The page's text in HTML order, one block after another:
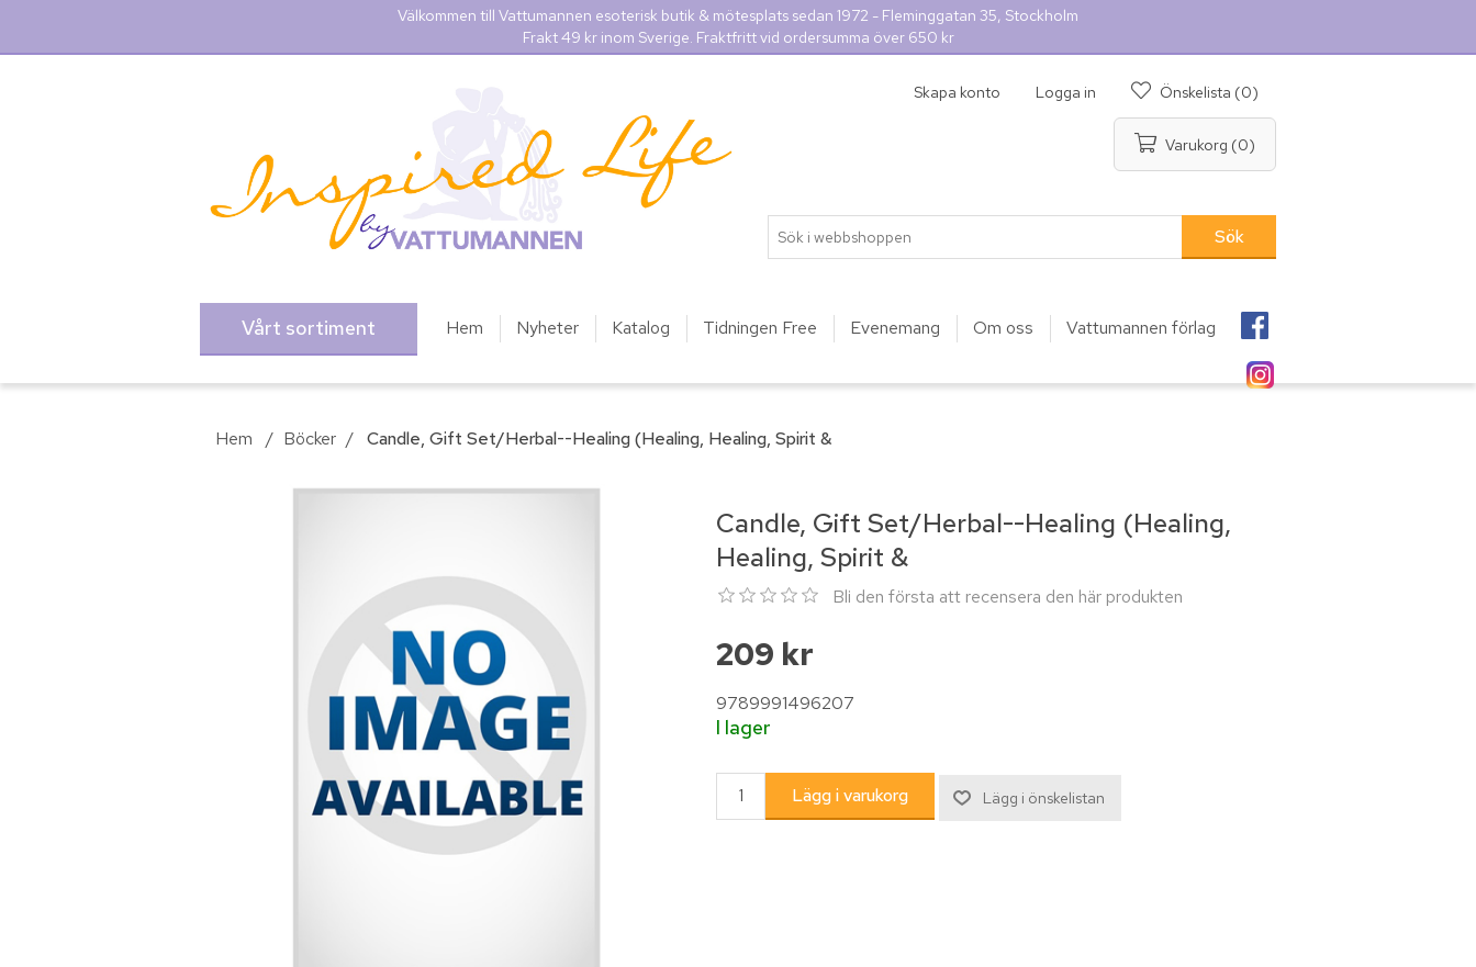
Välkommen till Vattumannen esoterisk butik & mötesplats sedan 1972 - Fleminggatan 35, Stockholm
Frakt 49 kr inom Sverige. Fraktfritt vid ordersumma över 650 kr
Skapa konto Logga in Önskelista (0)
Varukorg (0)
Vårt sortiment Hem Nyheter Katalog Tidningen Free Evenemang Om oss Vattumannen förlag
Hem / Böcker / Candle, Gift Set/Herbal--Healing (Healing, Healing, Spirit &
Candle, Gift Set/Herbal--Healing (Healing,
Healing, Spirit &
Bli den första att recensera den här produkten
209 kr
9789991496207
I lager